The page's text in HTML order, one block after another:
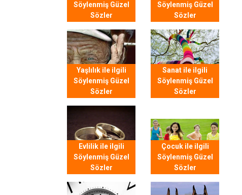
Söylenmiş Güzel
Sözler
Söylenmiş Güzel
Sözler
Yaşlılık ile ilgili
Söylenmiş Güzel
Sözler
Sanat ile ilgili
Söylenmiş Güzel
Sözler
Evlilik ile ilgili
Söylenmiş Güzel
Sözler
Çocuk ile ilgili
Söylenmiş Güzel
Sözler